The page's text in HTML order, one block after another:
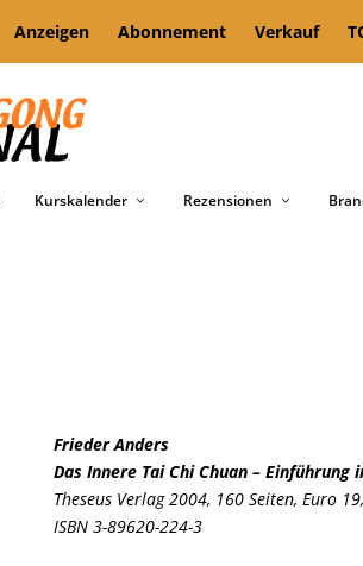
Anzeigen Abonnement Verkauf
Kurskalender Rezensionen
Frieder Anders
Das Innere Tai Chi Chuan –
Theseus Verlag 2004, 160 Seiten, Euro
ISBN 3-89620-224-3